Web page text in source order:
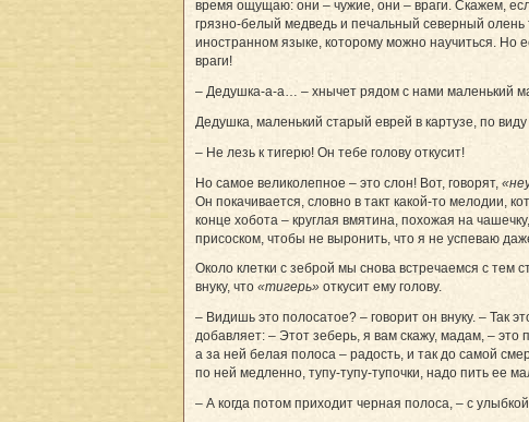
время ощущаю: они – чужие, они – враги. Скажем,
грязно-белый медведь и печальный северный олень
иностранном языке, которому можно научиться. Но
враги!
– Дедушка-а-а… – хнычет рядом с нами маленький
Дедушка, маленький старый еврей в картузе, по
– Не лезь к тигерю! Он тебе голову откусит!
Но самое великолепное – это слон! Вот, говорят,
Он покачивается, словно в такт какой-то мелодии,
конце хобота – круглая вмятина, похожая на
присоском, чтобы не выронить, что я не успеваю
Около клетки с зеброй мы снова встречаемся с тем
внуку, что «тигерь» откусит ему голову.
– Видишь это полосатое? – говорит он внуку. – Так
добавляет: – Этот зеберь, я вам скажу, мадам, – это
а за ней белая полоса – радость, и так до самой
по ней медленно, тупу-тупу-тупочки, надо пить ее
– А когда потом приходит черная полоса, – с